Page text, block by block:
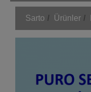
Sarto Ürünler